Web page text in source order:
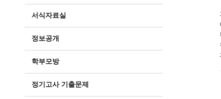
서식자료실
정보공개
학부모방
정기고사 기출문제